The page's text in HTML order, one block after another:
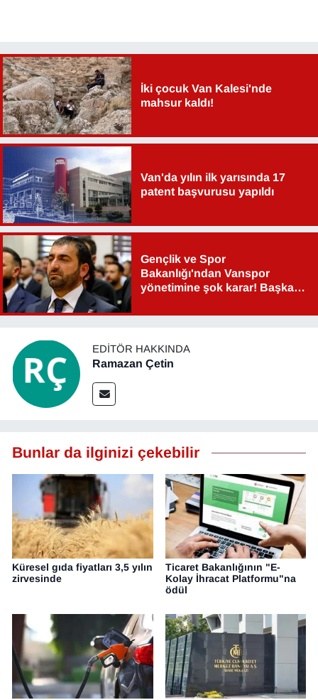
İki çocuk Van Kalesi'nde
mahsur kaldı!
Van'da yılın ilk yarısında 17
patent başvurusu yapıldı
Gençlik ve Spor
Bakanlığı'ndan Vanspor
yönetimine şok karar! Başkan
EDITÖR HAKKINDA
Ramazan Çetin
Bunlar da ilginizi çekebilir
Küresel gıda fiyatları 3,5 yılın
zirvesinde
Ticaret Bakanlığının "E-
Kolay İhracat Platformu"na
ödül
Sinema - TV
SİYASET
SPOR
TEBRİK
TEKNOLOJİ
Turizm
VAN'DA SPOR
YAŞAM
YEREL